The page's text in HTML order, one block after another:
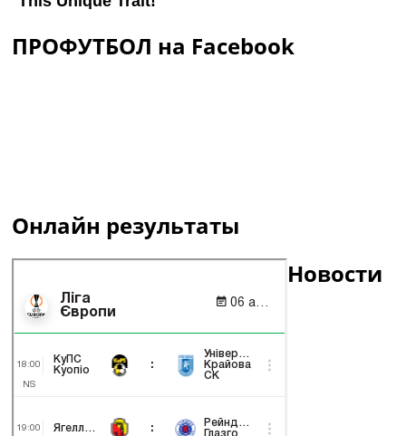
ПРОФУТБОЛ на Facebook
Онлайн результаты
Новости